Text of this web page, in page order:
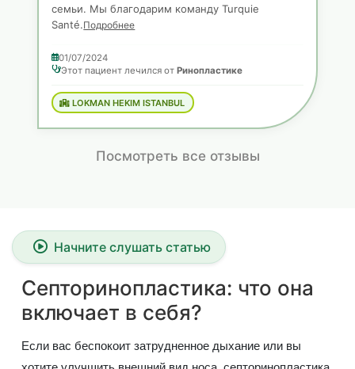
семьи. Мы благодарим команду Turquie
Santé.Подробнее
01/07/2024
Этот пациент лечился отРинопластике
LOKMAN HEKIM ISTANBUL
Посмотреть все отзывы
Начните слушать статью
Септоринопластика: что она
включает в себя?
Если вас беспокоит затрудненное дыхание или вы